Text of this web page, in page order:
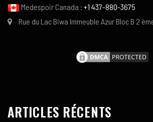
Medespoir Canada : +1 437-880-3675
Rue du Lac Biwa Immeuble Azur Bloc B 2
ARTICLES RÉCENTS